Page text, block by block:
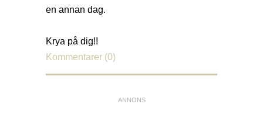
en annan dag.
Krya på dig!!
Kommentarer (0)